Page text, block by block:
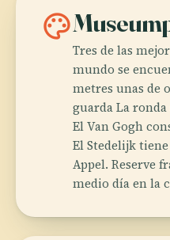
palette
Tres de las
mundo se
metres unas de
guarda La
El Van Gogh
El Stedelijk
Appel. Reserve
medio día en la